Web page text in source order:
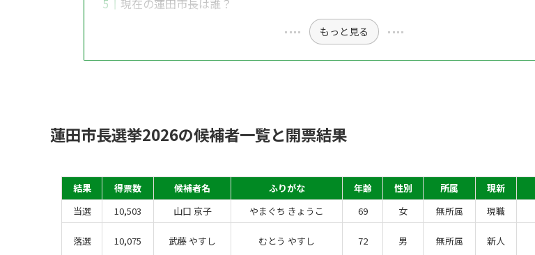
もっと見る
蓮田市長選挙2026の候補者一覧と開票結果
結果 得票数 候補者名 ふりがな 年齢 性別 所属 現新
当選
10,503 山口 京子 やまぐち きょうこ 69 女 無所属 現職
落選 10,075 武藤 やすし むとう やすし 72 男 無所属 新人